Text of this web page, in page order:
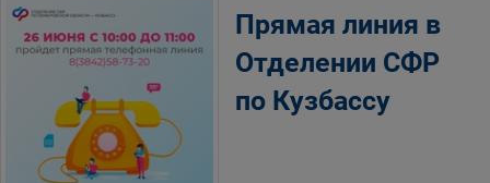
Прямая линия в
Отделении СФР
по Кузбассу